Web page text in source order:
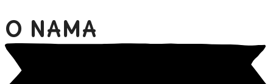
O NAMA